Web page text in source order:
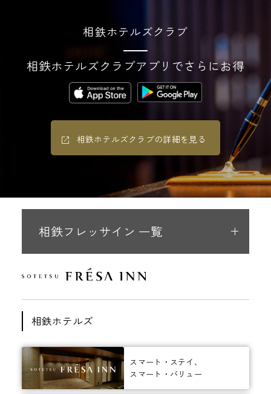
相鉄ホテルズクラブ
相鉄ホテルズクラブアプリでさらにお得
相鉄ホテルズクラブの詳細を見る
相鉄フレッサイン 一覧
相鉄ホテルズ
スマート・ステイ、
スマート・バリュー